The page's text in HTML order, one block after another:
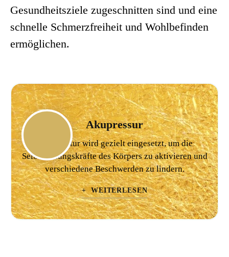
Gesundheitsziele zugeschnitten sind und eine
schnelle Schmerzfreiheit und Wohlbefinden
ermöglichen.
Akupressur
Akupunktur wird gezielt eingesetzt, um die
Selbstheilungskräfte des Körpers zu aktivieren und
verschiedene Beschwerden zu lindern.
+ WEITERLESEN